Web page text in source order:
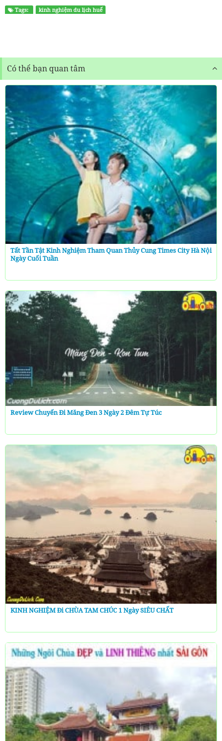
Tags: kinh nghiệm du lịch huế
Có thể bạn quan tâm
Tất Tần Tật Kinh Nghiệm Tham Quan Thủy Cung Times City Hà Nội
Ngày Cuối Tuần
Review Chuyến Đi Măng Đen 3 Ngày 2 Đêm Tự Túc
KINH NGHIỆM Đi CHÙA TAM CHÚC 1 Ngày SIÊU CHẤT